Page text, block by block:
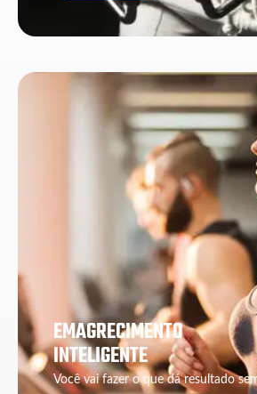
EMAGRECIMENTO
INTELIGENTE
Você vai fazer o que dá resultado